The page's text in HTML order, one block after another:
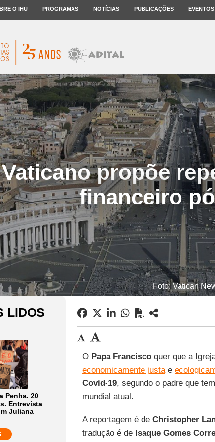
O IHU PROGRAMAS NOTÍCIAS PUBLICAÇÕES EVENTOS
Vaticano propõe
financeiro
Foto: Vatican
LIDOS
Penha. 20
Entrevista
Juliana
O Papa Franciscoquer que a
economicamente justae
Covid-19, segundo o padre que
mundial atual.
A reportagem é de Christopher
tradução é de Isaque Gomes